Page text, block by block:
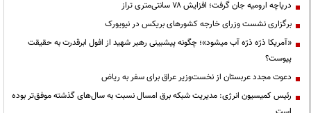
دریاچه ارومیه جان گرفت؛ افزایش ۷۸ سانتی‌متری تراز
برگزاری نشست وزرای خارجه کشورهای بریکس در نیویورک
«آمریکا ذرّه ذرّه آب میشود»؛ چگونه پیشبینی رهبر شهید از افول ابرقدرت به حقیقت
پیوست؟
دعوت مجدد عربستان از نخست‌وزیر عراق برای سفر به ریاض
رئیس کمیسیون انرژی: مدیریت شبکه برق امسال نسبت به سال‌های گذشته موفق‌تر بوده